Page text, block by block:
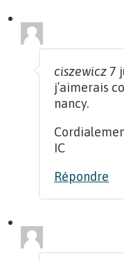
ciszewicz 7
j’aimerais
nancy.
IC
Répondre